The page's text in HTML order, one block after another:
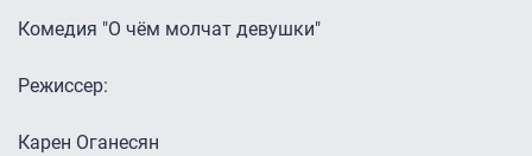
Комедия "О чём молчат девушки"
Режиссер:
Карен Оганесян